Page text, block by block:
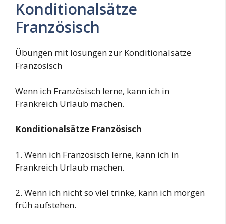
Konditionalsätze
Französisch
Übungen mit lösungen zur Konditionalsätze
Französisch
Wenn ich Französisch lerne, kann ich in
Frankreich Urlaub machen.
Konditionalsätze Französisch
1. Wenn ich Französisch lerne, kann ich in
Frankreich Urlaub machen.
2. Wenn ich nicht so viel trinke, kann ich morgen
früh aufstehen.